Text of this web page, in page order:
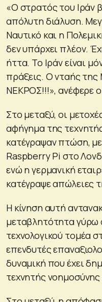
«Ο στρατός του Ιράν
απόλυτη διάλυση.
Ναυτικό και η
δεν υπάρχει πλέον.
ήττα. Το Ιράν είναι
πράξεις. Ο νταής της
ΝΕΚΡΟΣ!!!», ανέφερε
Στο μεταξύ, οι
αφήγημα της
κατέγραψαν πτώση,
Raspberry Pi στο
ενώ η γερμανική
κατέγραψε απώλειες
Η κίνηση αυτή
μεταβλητότητα γύρω
τεχνολογικού τομέα
επενδυτές
δυναμική που έχει
τεχνητής νοημοσύνης